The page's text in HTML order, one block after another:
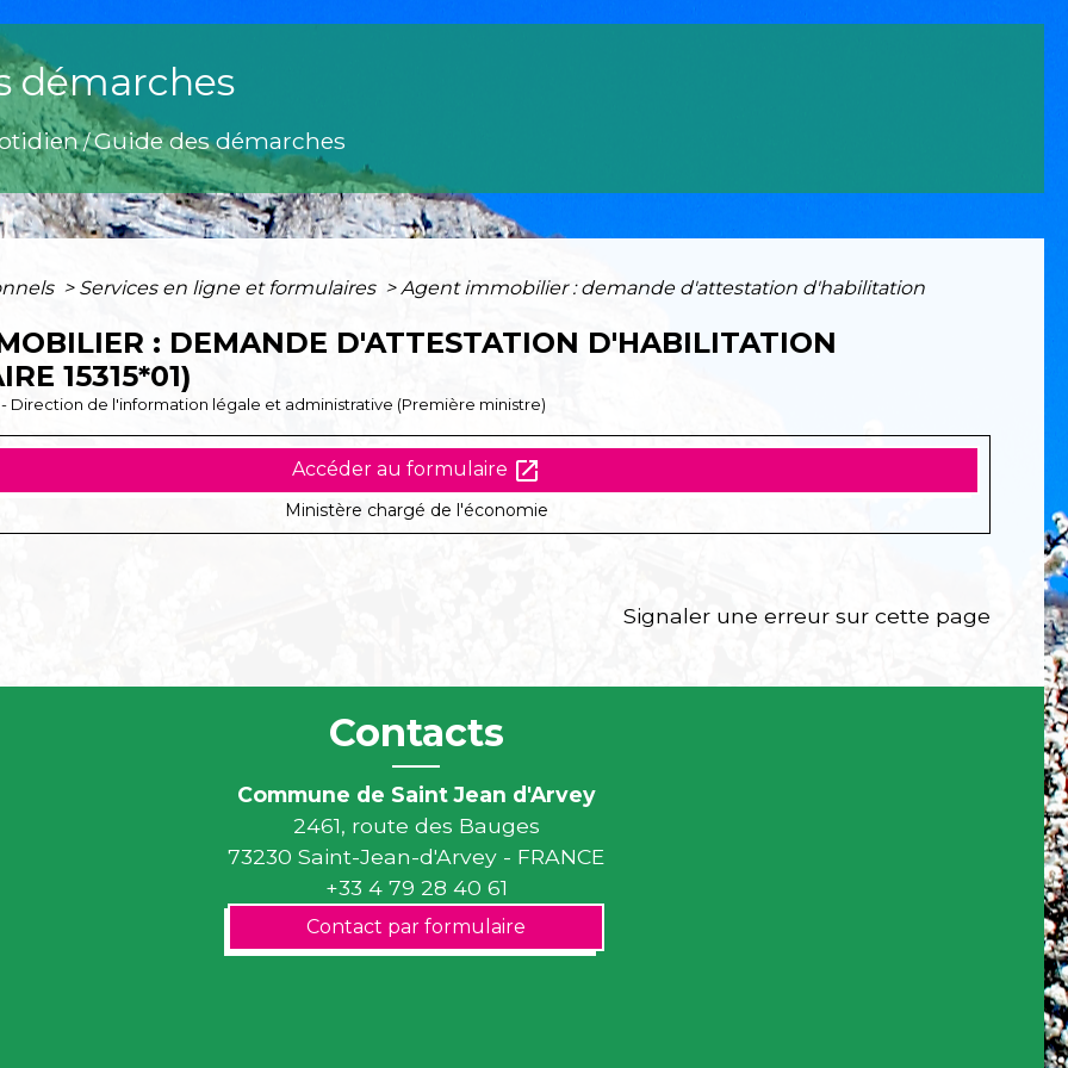
démarches
/Guide des démarches
> Services en ligne et formulaires > Agent immobilier : demande d'attestation d'habilitation
: DEMANDE D'ATTESTATION D'HABILITATION
15315*01)
- Direction de l'information légale et administrative (Première ministre)
Accéder au formulaire open_in_new
Ministère chargé de l'économie
Signaler une erreur sur cette page
Contacts
Commune de Saint Jean d'Arvey
2461, route des Bauges
73230 Saint-Jean-d'Arvey - FRANCE
+33 4 79 28 40 61
Contact par formulaire